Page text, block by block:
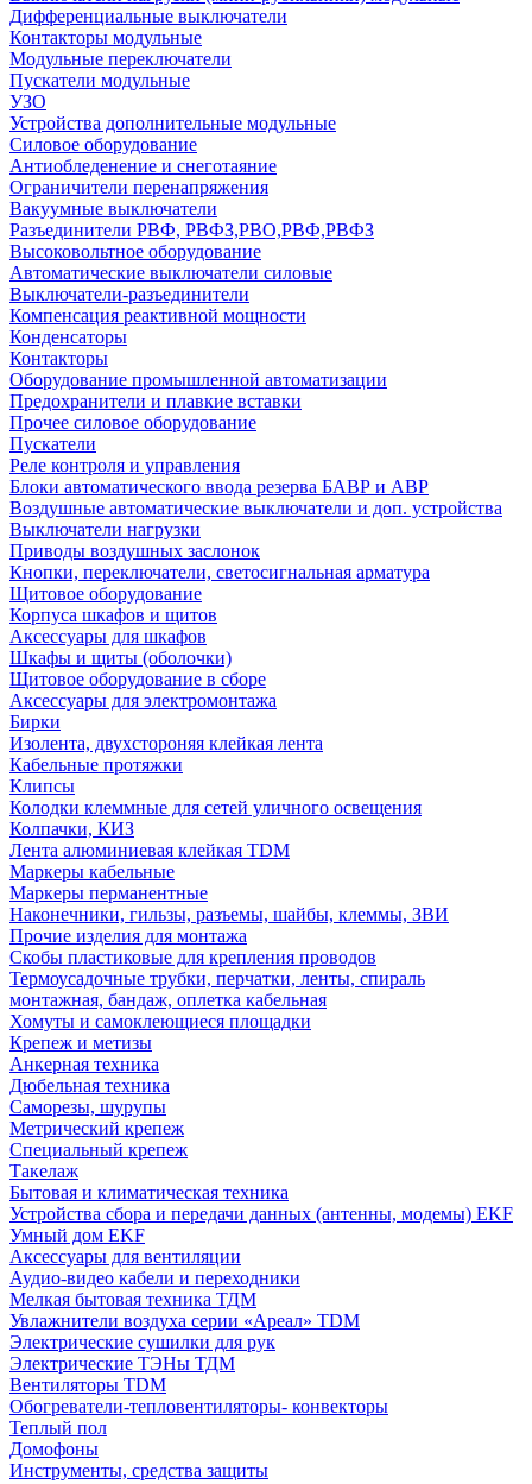
Дифференциальные выключатели
Контакторы модульные
Модульные переключатели
Пускатели модульные
УЗО
Устройства дополнительные модульные
Силовое оборудование
Антиобледенение и снеготаяние
Ограничители перенапряжения
Вакуумные выключатели
Разъединители РВФ, РВФЗ,РВО,РВФ,РВФЗ
Высоковольтное оборудование
Автоматические выключатели cиловые
Выключатели-разъединители
Компенсация реактивной мощности
Конденсаторы
Контакторы
Оборудование промышленной автоматизации
Предохранители и плавкие вставки
Прочее силовое оборудование
Пускатели
Реле контроля и управления
Блоки автоматического ввода резерва БАВР и АВР
Воздушные автоматические выключатели и доп. устройства
Выключатели нагрузки
Приводы воздушных заслонок
Кнопки, переключатели, светосигнальная арматура
Щитовое оборудование
Корпуса шкафов и щитов
Аксессуары для шкафов
Шкафы и щиты (оболочки)
Щитовое оборудование в сборе
Аксессуары для электромонтажа
Бирки
Изолента, двухстороняя клейкая лента
Кабельные протяжки
Клипсы
Колодки клеммные для сетей уличного освещения
Колпачки, КИЗ
Лента алюминиевая клейкая TDM
Маркеры кабельные
Маркеры перманентные
Наконечники, гильзы, разъемы, шайбы, клеммы, ЗВИ
Прочие изделия для монтажа
Скобы пластиковые для крепления проводов
Термоусадочные трубки, перчатки, ленты, спираль
монтажная, бандаж, оплетка кабельная
Хомуты и самоклеющиеся площадки
Крепеж и метизы
Анкерная техника
Дюбельная техника
Саморезы, шурупы
Метрический крепеж
Специальный крепеж
Такелаж
Бытовая и климатическая техника
Устройства сбора и передачи данных (антенны, модемы) EKF
Умный дом EKF
Аксессуары для вентиляции
Аудио-видео кабели и переходники
Мелкая бытовая техника ТДМ
Увлажнители воздуха серии «Ареал» TDM
Электрические сушилки для рук
Электрические ТЭНы ТДМ
Вентиляторы TDM
Обогреватели-тепловентиляторы- конвекторы
Теплый пол
Домофоны
Инструменты, средства защиты